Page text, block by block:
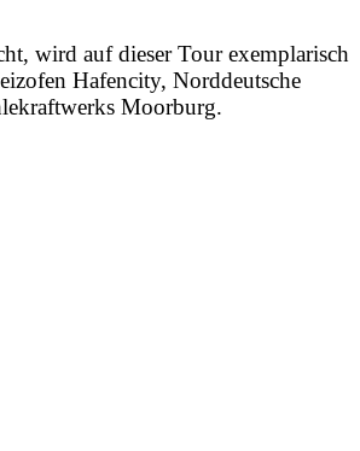
wird auf dieser Tour exemplarisch
Hafencity, Norddeutsche
Moorburg.